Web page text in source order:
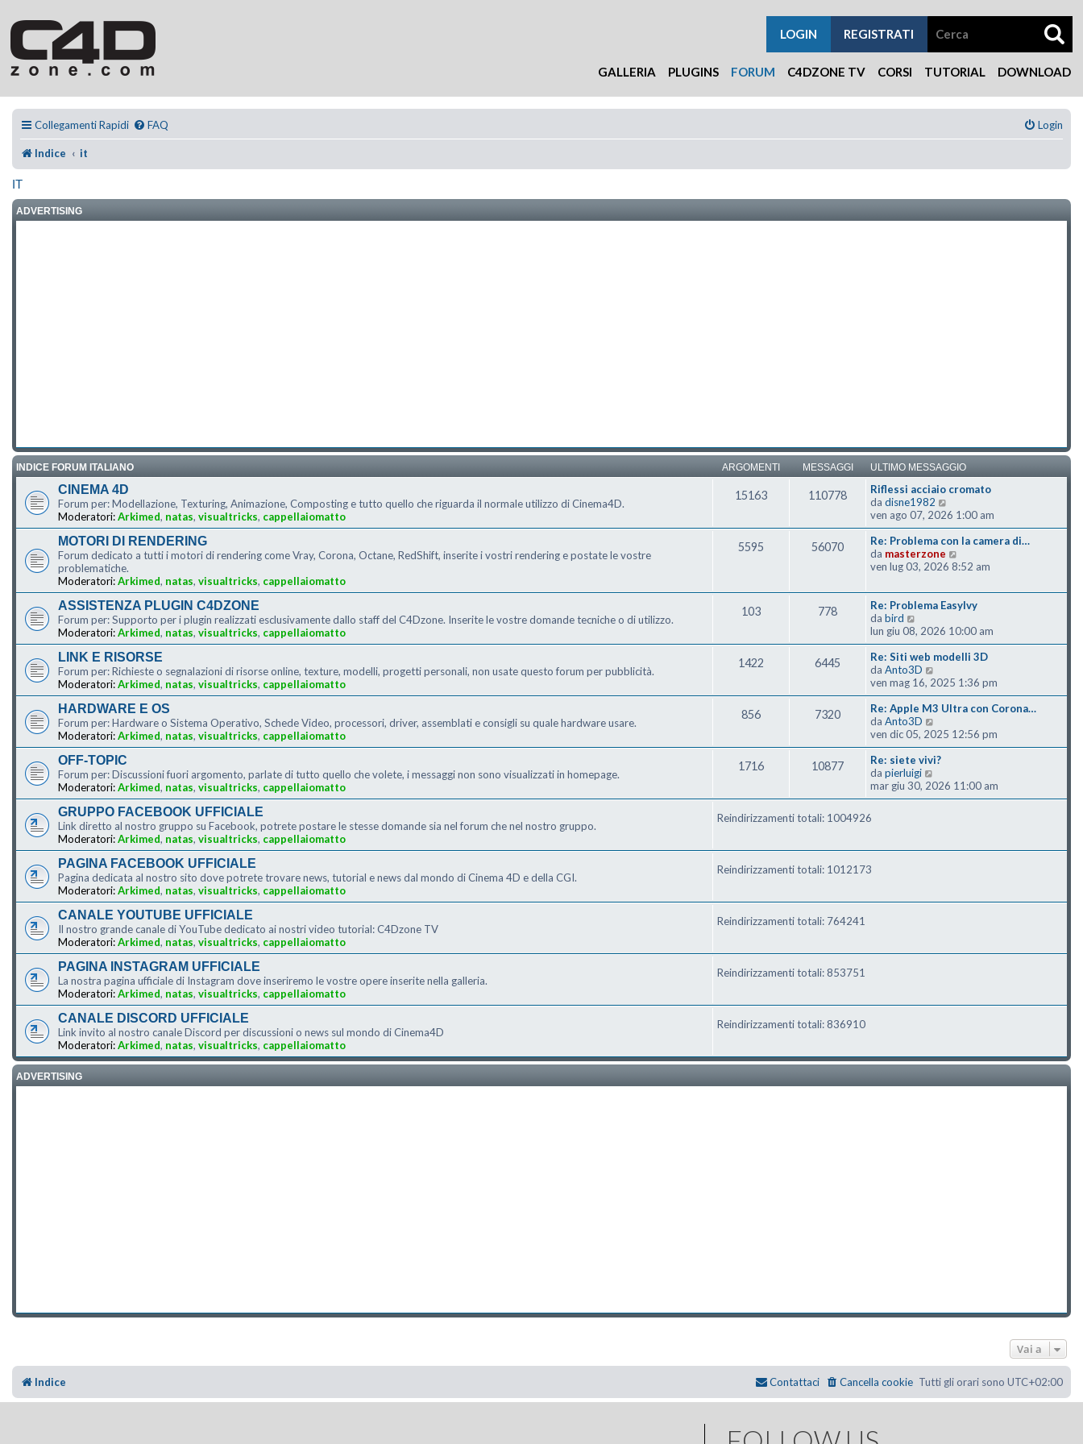
GALLERIA PLUGINS FORUM C4DZONE TV CORSI TUTORIAL DOWNLOAD
REGISTRATI
LOGIN
Collegamenti Rapidi FAQ Login
Indice it
IT
ADVERTISING
INDICE FORUM ITALIANO ARGOMENTI MESSAGGI ULTIMO MESSAGGIO
CINEMA 4D
Forum per: Modellazione, Texturing, Animazione, Composting e tutto quello che riguarda il normale utilizzo di Cinema4D.
Moderatori:Arkimed, natas, visualtricks, cappellaiomatto
15163 110778
Riflessi acciaio cromato
da disne1982
ven ago 07, 2026 1:00 am
MOTORI DI RENDERING
Forum dedicato a tutti i motori di rendering come Vray, Corona, Octane, RedShift, inserite i vostri rendering e postate le vostre
problematiche.
Moderatori:Arkimed, natas, visualtricks, cappellaiomatto
5595 56070
Re: Problema con la camera di…
da masterzone
ven lug 03, 2026 8:52 am
ASSISTENZA PLUGIN C4DZONE
Forum per: Supporto per i plugin realizzati esclusivamente dallo staff del C4Dzone. Inserite le vostre domande tecniche o di utilizzo.
Moderatori:Arkimed, natas, visualtricks, cappellaiomatto
103 778
Re: Problema EasyIvy
da bird
lun giu 08, 2026 10:00 am
LINK E RISORSE
Forum per: Richieste o segnalazioni di risorse online, texture, modelli, progetti personali, non usate questo forum per pubblicità.
Moderatori:Arkimed, natas, visualtricks, cappellaiomatto
1422 6445
Re: Siti web modelli 3D
da Anto3D
ven mag 16, 2025 1:36 pm
HARDWARE E OS
Forum per: Hardware o Sistema Operativo, Schede Video, processori, driver, assemblati e consigli su quale hardware usare.
Moderatori:Arkimed, natas, visualtricks, cappellaiomatto
856 7320
Re: Apple M3 Ultra con Corona…
da Anto3D
ven dic 05, 2025 12:56 pm
OFF-TOPIC
Forum per: Discussioni fuori argomento, parlate di tutto quello che volete, i messaggi non sono visualizzati in homepage.
Moderatori:Arkimed, natas, visualtricks, cappellaiomatto
1716 10877
Re: siete vivi?
da pierluigi
mar giu 30, 2026 11:00 am
GRUPPO FACEBOOK UFFICIALE
Link diretto al nostro gruppo su Facebook, potrete postare le stesse domande sia nel forum che nel nostro gruppo.
Moderatori:Arkimed, natas, visualtricks, cappellaiomatto
Reindirizzamenti totali: 1004926
PAGINA FACEBOOK UFFICIALE
Pagina dedicata al nostro sito dove potrete trovare news, tutorial e news dal mondo di Cinema 4D e della CGI.
Moderatori:Arkimed, natas, visualtricks, cappellaiomatto
Reindirizzamenti totali: 1012173
CANALE YOUTUBE UFFICIALE
Il nostro grande canale di YouTube dedicato ai nostri video tutorial: C4Dzone TV
Moderatori:Arkimed, natas, visualtricks, cappellaiomatto
Reindirizzamenti totali: 764241
PAGINA INSTAGRAM UFFICIALE
La nostra pagina ufficiale di Instagram dove inseriremo le vostre opere inserite nella galleria.
Moderatori:Arkimed, natas, visualtricks, cappellaiomatto
Reindirizzamenti totali: 853751
CANALE DISCORD UFFICIALE
Link invito al nostro canale Discord per discussioni o news sul mondo di Cinema4D
Moderatori:Arkimed, natas, visualtricks, cappellaiomatto
Reindirizzamenti totali: 836910
ADVERTISING
Vai a
Indice Tutti gli orari sono UTC+02:00
Cancella cookie
Contattaci